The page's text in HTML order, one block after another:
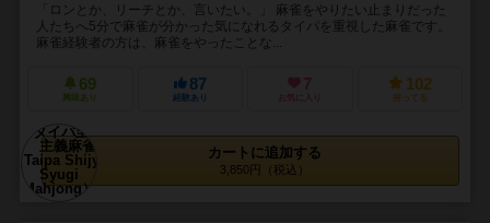
「ロンとか、リーチとか、言いたい。」 麻雀をやりたい止まりだった
人たちへ5分で麻雀が分かった気になれるタイパを重視した麻雀です。
麻雀経験者の方は、麻雀をやったことな...
69
興味あり
87
経験あり
7
お気に入り
102
持ってる
カートに追加する
3,850円（税込）